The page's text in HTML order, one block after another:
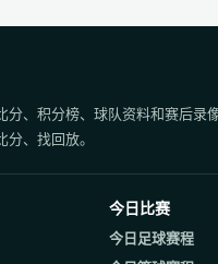
分、积分榜、球队资料和赛后
、找回放。
今日比赛
今日足球赛程